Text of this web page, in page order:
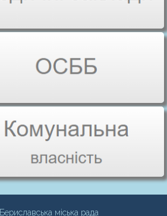
Бериславська міська рада